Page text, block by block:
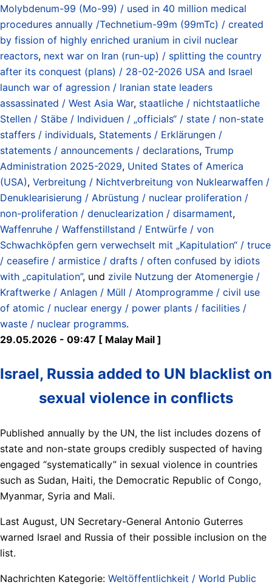
Molybdenum-99 (Mo-99) / used in 40 million medical
procedures annually /Technetium-99m (99mTc) / created
by fission of highly enriched uranium in civil nuclear
reactors, next war on Iran (run-up) / splitting the country
after its conquest (plans) / 28-02-2026 USA and Israel
launch war of agression / Iranian state leaders
assassinated / West Asia War, staatliche / nichtstaatliche
Stellen / Stäbe / Individuen / „officials“ / state / non-state
staffers / individuals, Statements / Erklärungen /
statements / announcements / declarations, Trump
Administration 2025-2029, United States of America
(USA), Verbreitung / Nichtverbreitung von Nuklearwaffen /
Denuklearisierung / Abrüstung / nuclear proliferation /
non-proliferation / denuclearization / disarmament,
Waffenruhe / Waffenstillstand / Entwürfe / von
Schwachköpfen gern verwechselt mit „Kapitulation“ / truce
/ ceasefire / armistice / drafts / often confused by idiots
with „capitulation”, und zivile Nutzung der Atomenergie /
Kraftwerke / Anlagen / Müll / Atomprogramme / civil use
of atomic / nuclear energy / power plants / facilities /
waste / nuclear programms.
29.05.2026 - 09:47 [ Malay Mail ]
Israel, Russia added to UN blacklist on
sexual violence in conflicts
Published annually by the UN, the list includes dozens of
state and non-state groups credibly suspected of having
engaged “systematically” in sexual violence in countries
such as Sudan, Haiti, the Democratic Republic of Congo,
Myanmar, Syria and Mali.
Last August, UN Secretary-General Antonio Guterres
warned Israel and Russia of their possible inclusion on the
list.
Nachrichten Kategorie: Weltöffentlichkeit / World Public